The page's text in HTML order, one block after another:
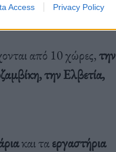
Access Privacy Policy
από 10 χώρες,την
την Ελβετία,
και ταεργαστήρια